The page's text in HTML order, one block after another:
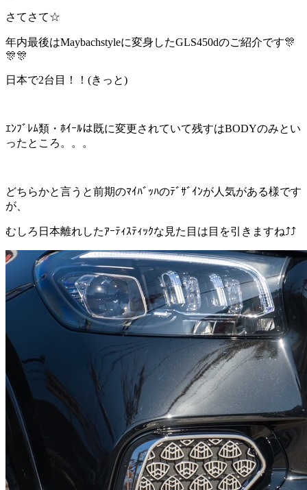
さてさて☆
年内最後はMaybachstyleに変身したGLS450dのご紹介です🎊
🎊🎊
日本で2台目！！(きっと)
ｴﾝﾌﾞﾚﾑ類・ﾎｲｰﾙは既に変更されていて残すはBODYのみとい
ったところ。。。
どちらかと言うと前期のﾏｲﾊﾞｯﾊのﾃﾞｻﾞｲﾝが人気がある様です
が、
むしろ日本離れしたｱｰﾃｨｽﾃｨｯｸな見た目は目を引きますね⤴⤴